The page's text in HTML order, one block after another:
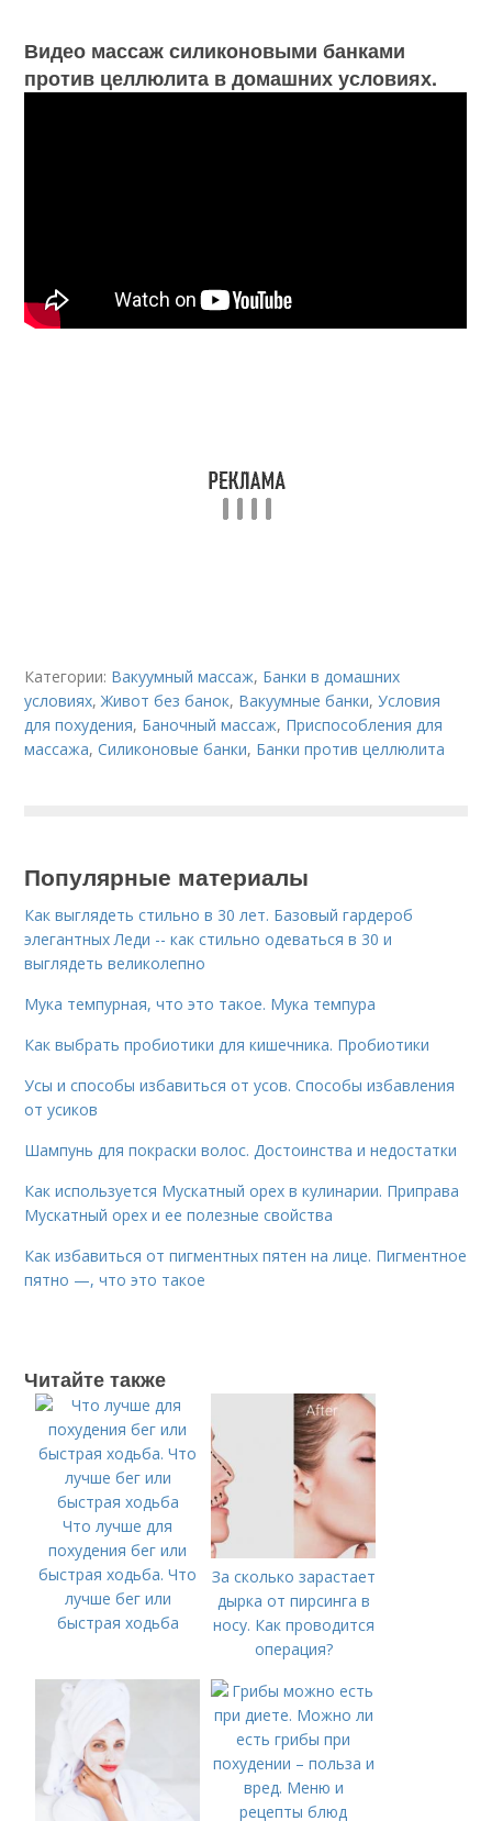
Видео массаж силиконовыми банками
против целлюлита в домашних условиях.
Категории: Вакуумный массаж, Банки в домашних
условиях,Живот без банок, Вакуумные банки,Условия
для похудения, Баночный массаж, Приспособления для
массажа,Силиконовые банки, Банки против целлюлита
Популярные материалы
Как выглядеть стильно в 30 лет. Базовый гардероб
элегантных Леди -- как стильно одеваться в 30 и
выглядеть великолепно
Мука темпурная, что это такое. Мука темпура
Как выбрать пробиотики для кишечника. Пробиотики
Усы и способы избавиться от усов. Способы избавления
от усиков
Шампунь для покраски волос. Достоинства и недостатки
Как используется Мускатный орех в кулинарии. Приправа
Мускатный орех и ее полезные свойства
Как избавиться от пигментных пятен на лице. Пигментное
пятно —, что это такое
Читайте также
Что лучше для
похудения бег или
быстрая ходьба. Что
лучше бег или
быстрая ходьба
За сколько зарастает
дырка от пирсинга в
носу. Как проводится
операция?